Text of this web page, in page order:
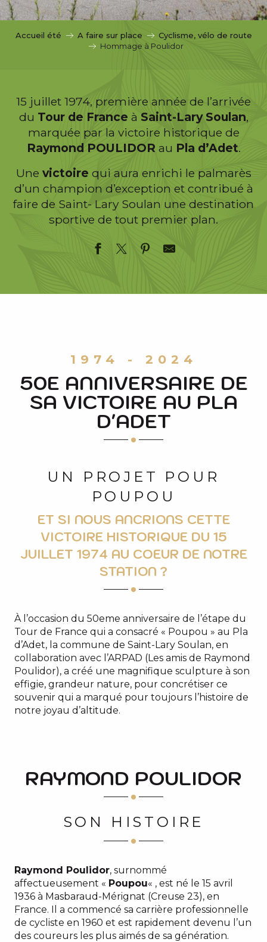
i
Accueil été A faire sur place
Cyclisme, vélo de route
Hommage à Poulidor
15 juillet 1974, première année de l’arrivée
du Tour de France à Saint-Lary Soulan,
marquée par la victoire historique de
Raymond POULIDOR au Pla d’Adet.
Une victoire qui aura enrichi le palmarès
d’un champion d’exception et contribué à
faire de Saint- Lary Soulan une destination
sportive de tout premier plan.
1974 - 2024
50E ANNIVERSAIRE DE
SA VICTOIRE AU PLA
D'ADET
UN PROJET POUR
POUPOU
ET SI NOUS ANCRIONS CETTE
VICTOIRE HISTORIQUE DU 15
JUILLET 1974 AU COEUR DE NOTRE
STATION ?
À l’occasion du 50eme anniversaire de l’étape du
Tour de France qui a consacré « Poupou » au Pla
d’Adet, la commune de Saint-Lary Soulan, en
collaboration avec l’ARPAD (Les amis de Raymond
Poulidor), a créé une magnifique sculpture à son
effigie, grandeur nature, pour concrétiser ce
souvenir qui a marqué pour toujours l’histoire de
notre joyau d’altitude.
RAYMOND POULIDOR
SON HISTOIRE
Raymond Poulidor, surnommé
affectueusement « Poupou« , est né le 15 avril
1936 à Masbaraud-Mérignat (Creuse 23), en
France. Il a commencé sa carrière professionnelle
de cycliste en 1960 et est rapidement devenu l’un
des coureurs les plus aimés de sa génération.